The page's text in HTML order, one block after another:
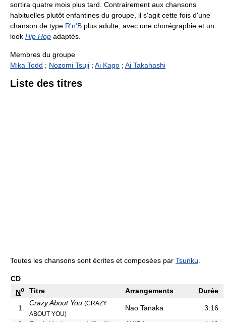
sortira quatre mois plus tard. Contrairement aux chansons
habituelles plutôt enfantines du groupe, il s'agit cette fois d'une
chanson de type R'n'B plus adulte, avec une chorégraphie et un
look Hip Hop adaptés.
Membres du groupe
Mika Todd ; Nozomi Tsuji ; Ai Kago ; Ai Takahashi
Liste des titres
Toutes les chansons sont écrites et composées par Tsunku.
CD
No Titre Arrangements Durée
1.
Crazy About You (CRAZY
ABOUT YOU)
Nao Tanaka
3:16